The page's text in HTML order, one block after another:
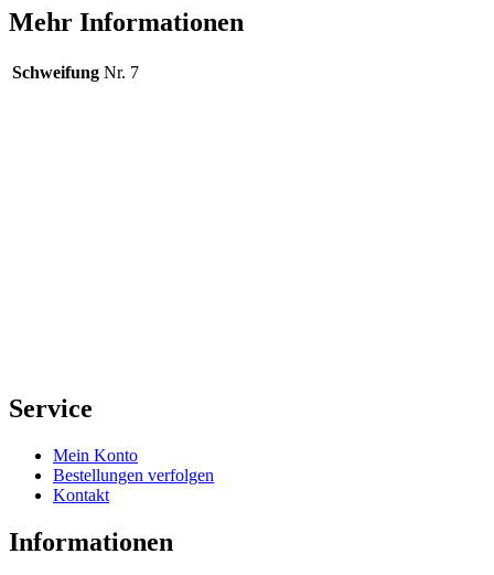
Mehr Informationen
Schweifung Nr. 7
Service
Mein Konto
Bestellungen verfolgen
Kontakt
Informationen